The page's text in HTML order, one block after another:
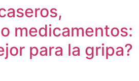
medicamentos:
para la gripa?